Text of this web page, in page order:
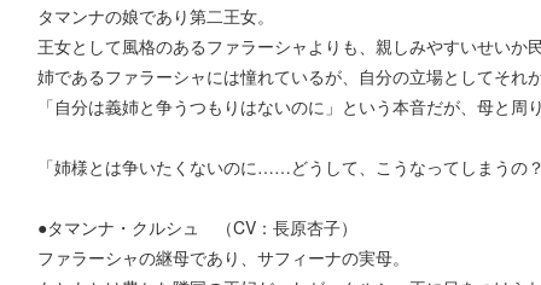
タマンナの娘であり第二王女。
王女として風格のあるファラーシャよりも、親しみやすいせいか
姉であるファラーシャには憧れているが、自分の立場としてそれ
「自分は義姉と争うつもりはないのに」という本音だが、母と周
「姉様とは争いたくないのに……どうして、こうなってしまうの
●タマンナ・クルシュ （CV：長原杏子）
ファラーシャの継母であり、サフィーナの実母。